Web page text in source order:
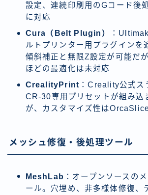
設定、連続印刷用のGコード後
に対応
Cura（Belt Plugin）
：
ルトプリンター用プラグインを
傾斜補正と無限Z設定が可能だ
ほどの最適化は未対応
CrealityPrint ：Creality公式ス
CR-30専用プリセットが組み込
が、カスタマイズ性は
メッシュ修復・後処理ツール
MeshLab ：オープンソースの
ール。穴埋め、非多様体修復、